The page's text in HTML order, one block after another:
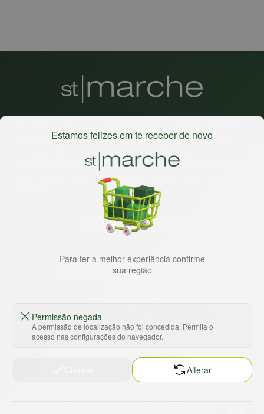
experiência de compras, a preços competitivos, pra você
comprar tudo o que precisa para seu dia a dia em um só
lugar. Além da loja online temos 31 lojas físicas na capital,
Grande São Paulo, litoral e interior de São Paulo. Vem ser
HORTUS COMERCIO DE ALIMENTOS S.A
CNPJ: 09.000.493/0002-15
Estamos felizes em te receber de novo
Para ter a melhor experiência confirme
sua região
Permissão negada
A permissão de localização não foi concedida. Permita o
acesso nas configurações do navegador.
Alterar